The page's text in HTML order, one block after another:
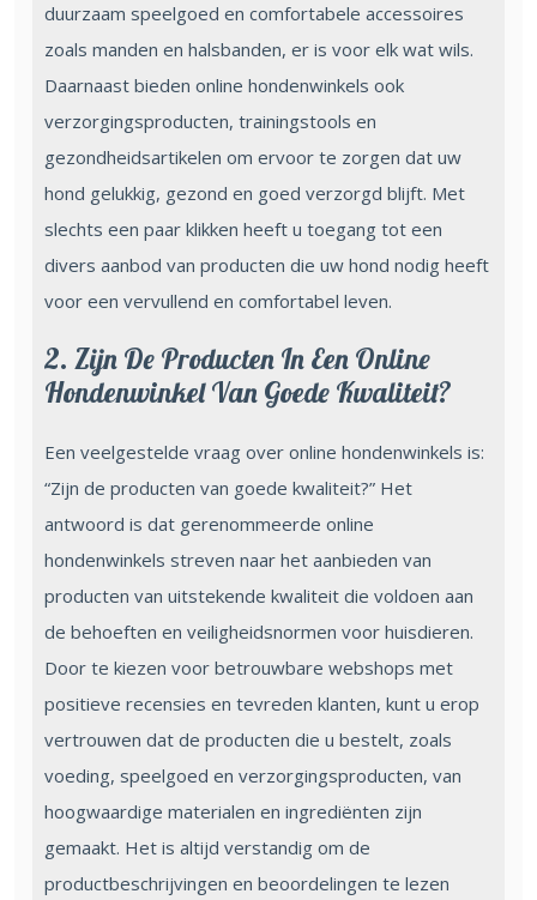
duurzaam speelgoed en comfortabele accessoires
zoals manden en halsbanden, er is voor elk wat wils.
Daarnaast bieden online hondenwinkels ook
verzorgingsproducten, trainingstools en
gezondheidsartikelen om ervoor te zorgen dat uw
hond gelukkig, gezond en goed verzorgd blijft. Met
slechts een paar klikken heeft u toegang tot een
divers aanbod van producten die uw hond nodig heeft
voor een vervullend en comfortabel leven.
2. Zijn De Producten In Een Online
Hondenwinkel Van Goede Kwaliteit?
Een veelgestelde vraag over online hondenwinkels is:
“Zijn de producten van goede kwaliteit?” Het
antwoord is dat gerenommeerde online
hondenwinkels streven naar het aanbieden van
producten van uitstekende kwaliteit die voldoen aan
de behoeften en veiligheidsnormen voor huisdieren.
Door te kiezen voor betrouwbare webshops met
positieve recensies en tevreden klanten, kunt u erop
vertrouwen dat de producten die u bestelt, zoals
voeding, speelgoed en verzorgingsproducten, van
hoogwaardige materialen en ingrediënten zijn
gemaakt. Het is altijd verstandig om de
productbeschrijvingen en beoordelingen te lezen